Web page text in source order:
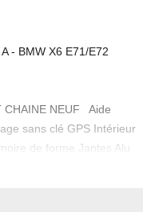
- BMW X6 E71/E72
NEUF Aide
sans clé GPS Intérieur
de forme Jantes Alu
bi-zone Palettes
: Lecteur DVD